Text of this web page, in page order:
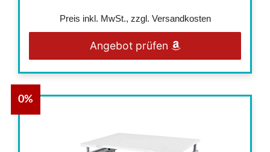
Preis inkl. MwSt., zzgl. Versandkosten
Angebot prüfen
0%